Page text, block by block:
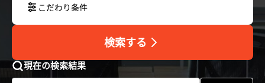
こだわり条件
検索する
現在の検索結果